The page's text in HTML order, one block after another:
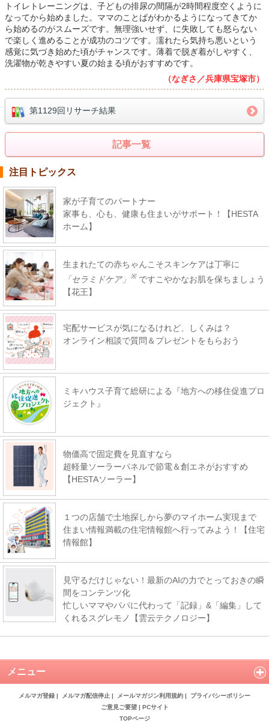
トイレトレーニングは、子どもの排尿の間隔が2時間程度空くように
なってから始めました。ママのことばがわかるようになってきてか
ら始めるのがスムーズです。無理強いせず、に失敗しても怒らない
で楽しく進めることが成功のコツです。濡れたら気持ち悪いという
感覚に気づき始めた頃がチャンスです。薄着で脱ぎ着がしやすく、
洗濯物が乾きやすい夏の始まる頃がおすすめです。
（なぎさ／兵庫県宝塚市）
第1129回リサーチ結果
記事一覧
注目トピックス
家が子育てのパートナー
家事も、心も、健康も住まいがサポート！【HESTA
ホーム】
生まれたての赤ちゃんこそスキンケアは丁寧に
「セラミドケア」
※ ですこやかなお肌を保ちましょう
【花王】
宅配サービスが気になるけれど、しくみは？
オンライン相談で質問＆プレゼントをもらおう
ミキハウス子育て総研による『地方への移住促進プロ
ジェクト』
物価高で固定費を見直すなら
超軽量ソーラーパネルで節電＆創エネがおすすめ
【HESTAソーラー】
１つの店舗で土地探しから夢のマイホーム実現まで
住まい情報満載の住宅情報館へ行ってみよう！【住宅
情報館】
見守るだけじゃない！最新のAIの力でとっておきの瞬
間をコンテンツ化
忙しいママやパパに代わって「記録」&「編集」して
くれるスグレモノ【雲云テクノロジー】
メニュー
メルマガ登録 | メルマガ配信停止 | メールマガジン利用規約 | プライバシーポリシー
ご意見ご要望| PCサイト
TOPページ